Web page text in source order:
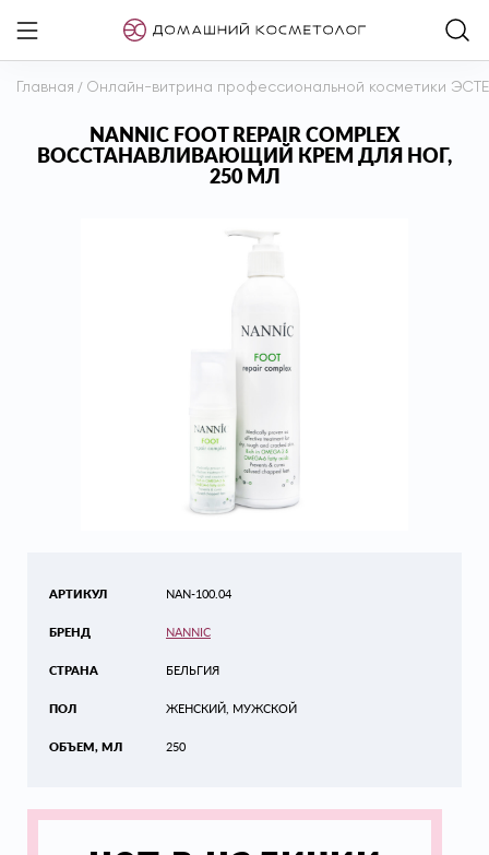
Главная / Онлайн-витрина профессиональной косметики
NANNIC FOOT REPAIR COMPLEX
ВОССТАНАВЛИВАЮЩИЙ КРЕМ ДЛЯ НОГ,
250 МЛ
АРТИКУЛ
БРЕНД
СТРАНА
ПОЛ
ОБЪЕМ, МЛ
NAN-100.04
NANNIC
БЕЛЬГИЯ
ЖЕНСКИЙ, МУЖСКОЙ
250